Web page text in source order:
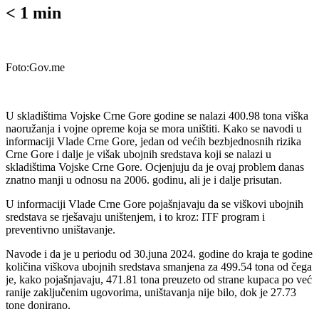
< 1 min
Foto:Gov.me
U skladištima Vojske Crne Gore godine se nalazi 400.98 tona viška
naoružanja i vojne opreme koja se mora uništiti. Kako se navodi u
informaciji Vlade Crne Gore, jedan od većih bezbjednosnih rizika
Crne Gore i dalje je višak ubojnih sredstava koji se nalazi u
skladištima Vojske Crne Gore. Ocjenjuju da je ovaj problem danas
znatno manji u odnosu na 2006. godinu, ali je i dalje prisutan.
U informaciji Vlade Crne Gore pojašnjavaju da se viškovi ubojnih
sredstava se rješavaju uništenjem, i to kroz: ITF program i
preventivno uništavanje.
Navode i da je u periodu od 30.juna 2024. godine do kraja te godine
količina viškova ubojnih sredstava smanjena za 499.54 tona od čega
je, kako pojašnjavaju, 471.81 tona preuzeto od strane kupaca po već
ranije zaključenim ugovorima, uništavanja nije bilo, dok je 27.73
tone donirano.